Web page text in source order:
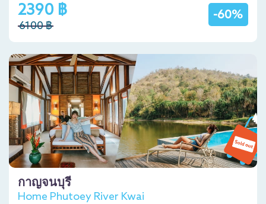
-60%
2390 ฿
6100 ฿
กาญจนบุรี
Home Phutoey River Kwai